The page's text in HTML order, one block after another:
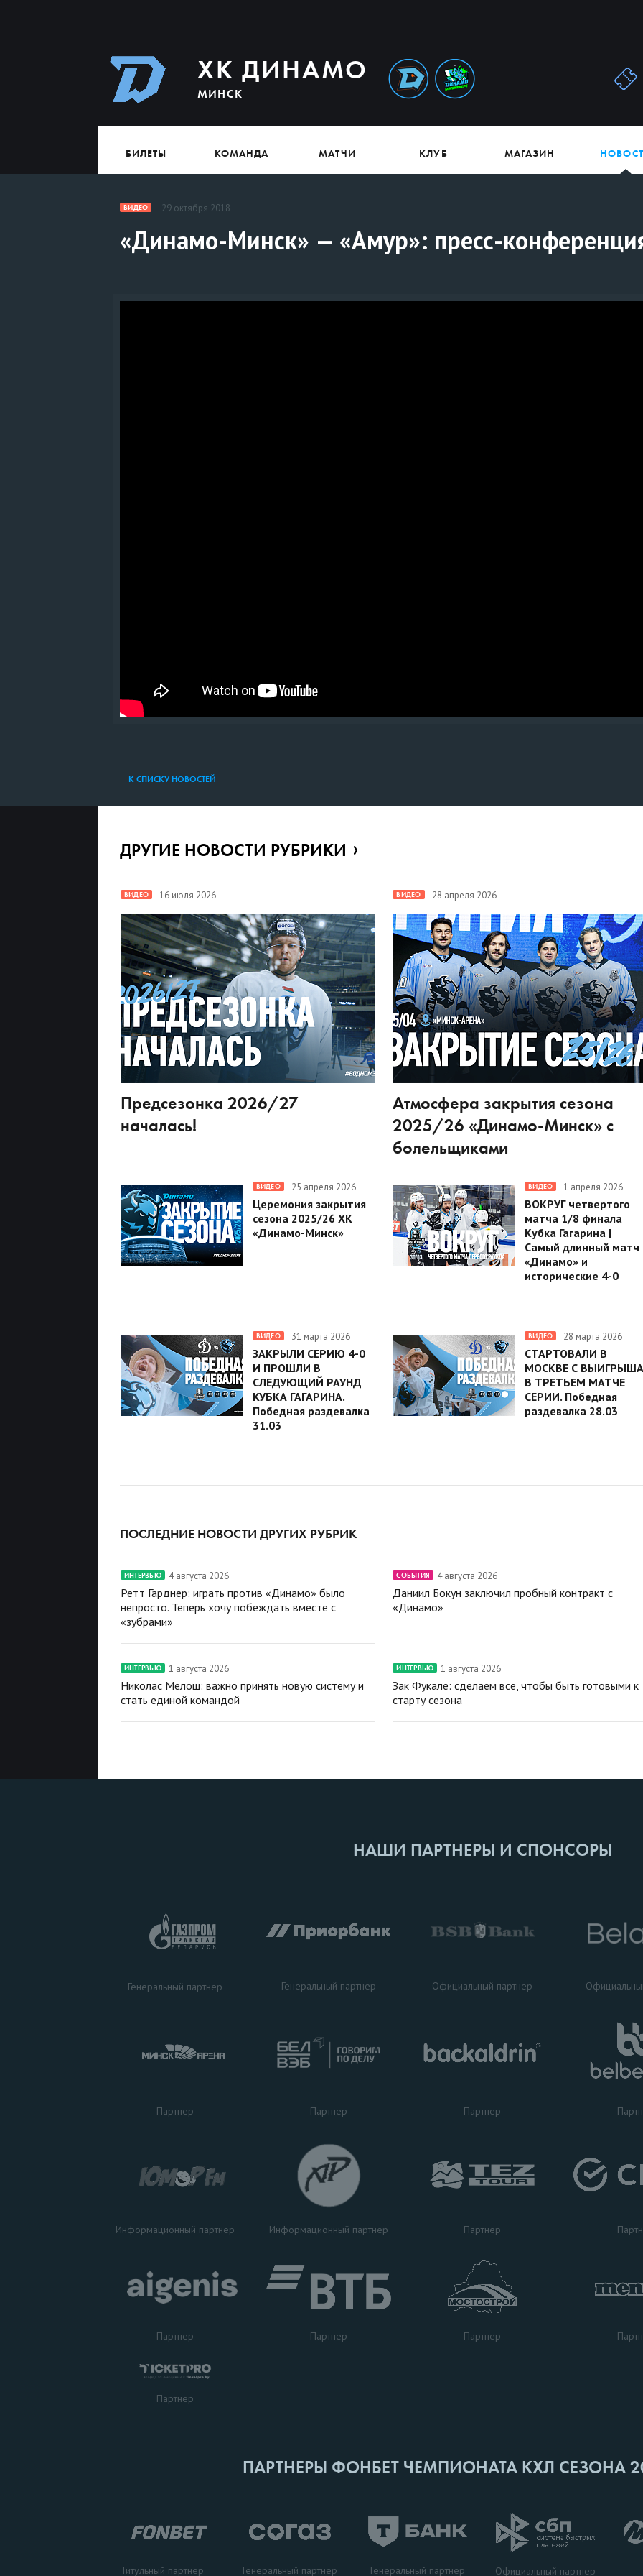
ХК ДИНАМО
МИНСК
БИЛЕТЫ КОМАНДА МАТЧИ КЛУБ МАГАЗИН
ВИДЕО 29 октября 2018
«Динамо-Минск» — «Амур»: пресс-
К СПИСКУ НОВОСТЕЙ
ДРУГИЕ НОВОСТИ РУБРИКИ
ВИДЕО 16 июля 2026
Предсезонка 2026/27
началась!
ВИДЕО 28 апреля 2026
Атмосфера закрытия сезона
2025/26 «Динамо-Минск» с
болельщиками
ВИДЕО 25 апреля 2026
Церемония закрытия
сезона 2025/26 ХК
«Динамо-Минск»
ВИДЕО 1 апреля 2026
ВОКРУГ четвертого
матча 1/8 финала
Кубка Гагарина |
Самый длинный матч
«Динамо» и
исторические 4-0
ВИДЕО 31 марта 2026
ЗАКРЫЛИ СЕРИЮ 4-0
И ПРОШЛИ В
СЛЕДУЮЩИЙ РАУНД
КУБКА ГАГАРИНА.
Победная раздевалка
31.03
ВИДЕО 28 марта 2026
СТАРТОВАЛИ В
МОСКВЕ С
В ТРЕТЬЕМ МАТЧЕ
СЕРИИ. Победная
раздевалка 28.03
ПОСЛЕДНИЕ НОВОСТИ ДРУГИХ РУБРИК
ИНТЕРВЬЮ 4 августа 2026
Ретт Гарднер: играть против «Динамо» было
непросто. Теперь хочу побеждать вместе с
«зубрами»
СОБЫТИЯ 4 августа 2026
Даниил Бокун заключил пробный контракт с
«Динамо»
ИНТЕРВЬЮ 1 августа 2026
Николас Мелош: важно принять новую систему и
стать единой командой
ИНТЕРВЬЮ 1 августа 2026
Зак Фукале: сделаем все, чтобы быть готовыми к
старту сезона
НАШИ ПАРТНЕРЫ И СПОНСОРЫ
Генеральный партнер Генеральный партнер Официальный партнер
Партнер Партнер Партнер
Информационный партнер Информационный партнер Партнер
Партнер Партнер Партнер
Партнер
ПАРТНЕРЫ ФОНБЕТ ЧЕМПИОНАТА КХЛ СЕЗОНА
Титульный партнер Генеральный партнер Генеральный партнер Официальный партнер